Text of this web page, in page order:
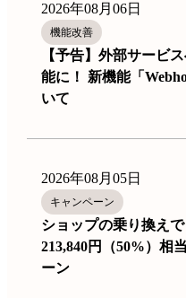
2026年08月06日
機能改善
【予告】外部サービ
能に！ 新機能「
いて
2026年08月05日
キャンペーン
ショップの乗り換え
213,840円（50%）相
ーン